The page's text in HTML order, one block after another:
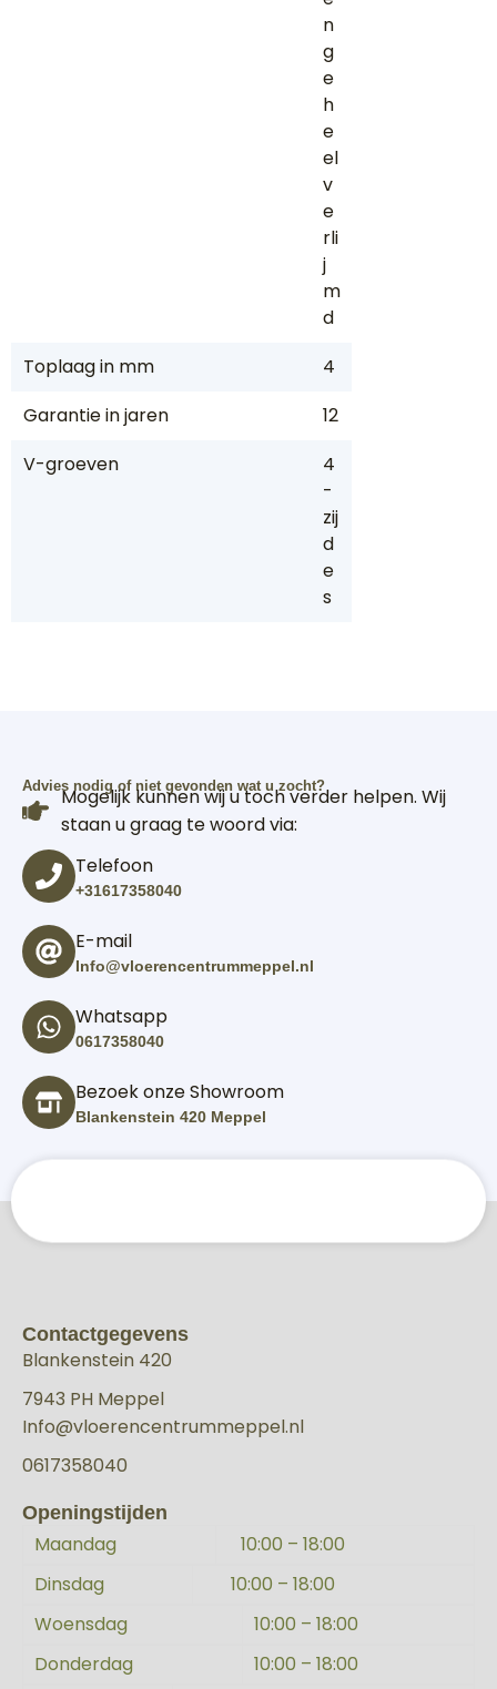
n
g
e
h
e
el
v
e
rli
j
m
d
Toplaag in mm
4
Garantie in jaren
12
V-groeven
4
-
zij
d
e
s
Advies nodig of niet gevonden wat u zocht?
Mogelijk kunnen wij u toch verder helpen. Wij
staan u graag te woord via:
Telefoon
+31617358040
E-mail
Info@vloerencentrummeppel.nl
Whatsapp
0617358040
Bezoek onze Showroom
Blankenstein 420 Meppel
Contactgegevens
Blankenstein 420
7943 PH Meppel
Info@vloerencentrummeppel.nl
0617358040
Openingstijden
Maandag
10:00 – 18:00
Dinsdag
10:00 – 18:00
Woensdag
10:00 – 18:00
Donderdag
10:00 – 18:00